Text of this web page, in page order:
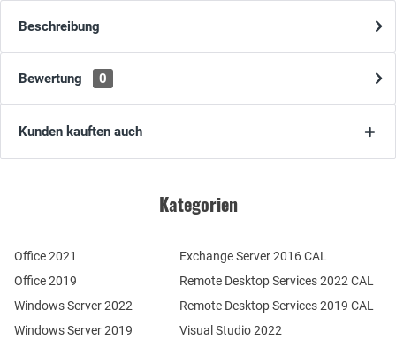
Beschreibung
Bewertung 0
Kunden kauften auch
Kategorien
Office 2021
Office 2019
Windows Server 2022
Windows Server 2019
Remote Desktop Services 2022 CAL
Remote Desktop Services 2019 CAL
Exchange Server 2016 CAL
Visual Studio 2022